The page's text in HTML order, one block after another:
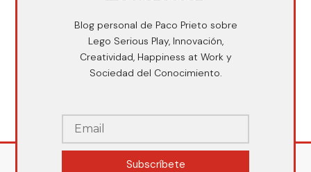
Blog personal de Paco Prieto sobre
Lego Serious Play, Innovación,
Creatividad, Happiness at Work y
Sociedad del Conocimiento.
Subscríbete